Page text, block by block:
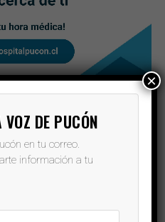
DE PUCÓN
en tu correo.
información a tu
×